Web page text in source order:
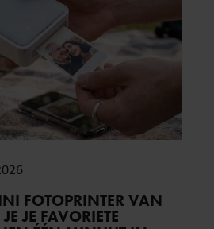
FOTOPRINTER VAN
JE FAVORIETE